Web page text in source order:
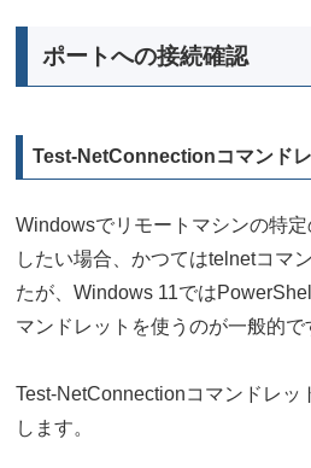
ポートへの接続確認
Test-NetConnectionコマンド
Windowsでリモートマシンの特
したい場合、かつてはtelnetコマ
たが、Windows 11では
マンドレットを使うのが一般的で
Test-NetConnectionコマンドレッ
します。